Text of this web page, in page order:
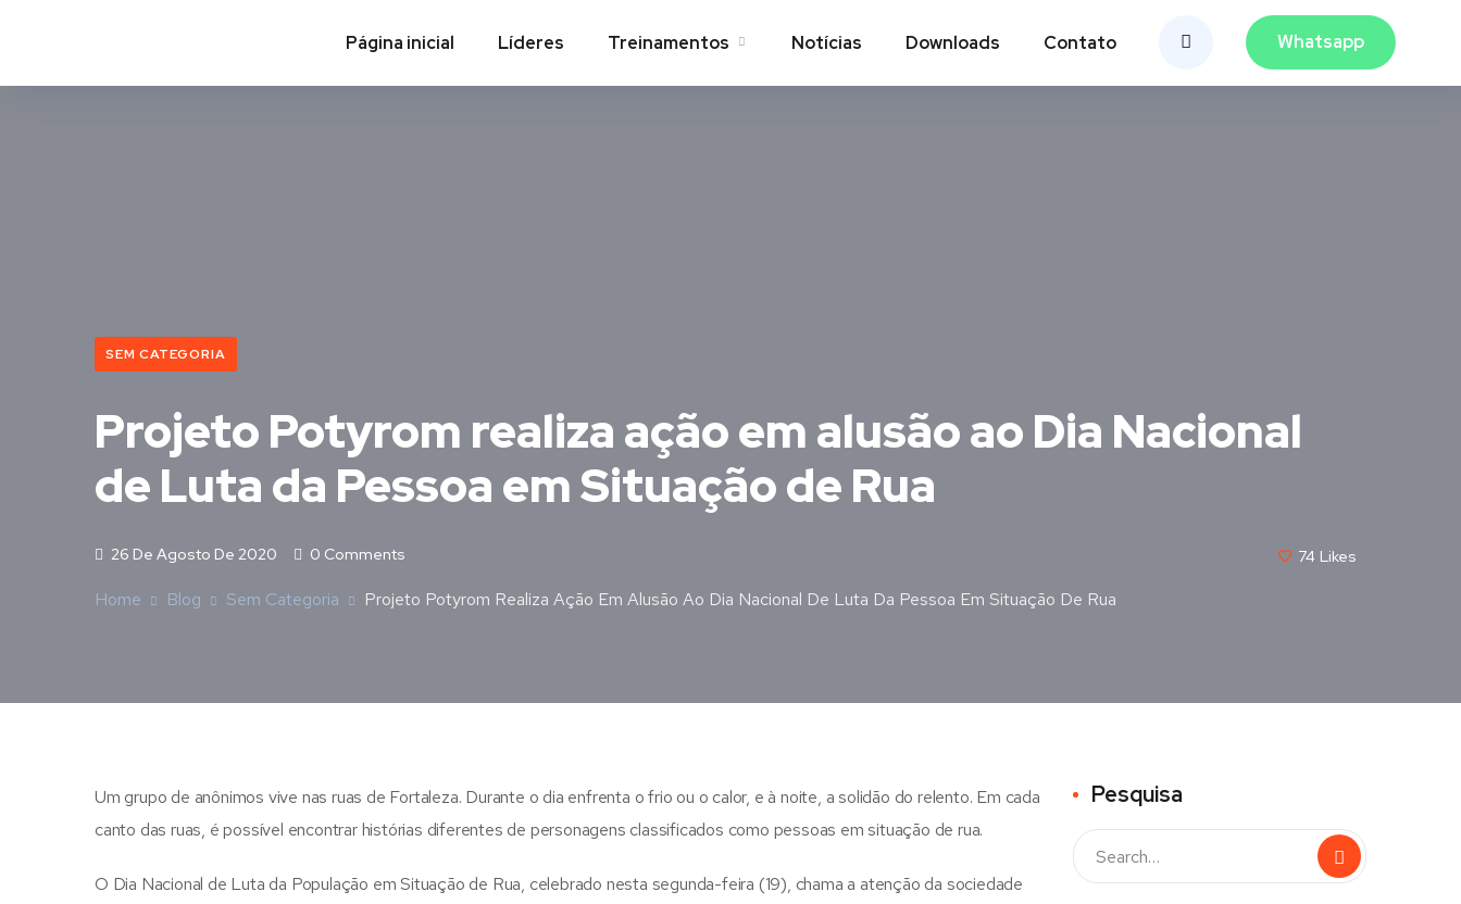
Página inicial Líderes Treinamentos Notícias Downloads Contato Whatsapp
SEM CATEGORIA
Projeto Potyrom realiza ação em alusão ao Dia Nacional
de Luta da Pessoa em Situação de Rua
26 De Agosto De 2020 0 Comments 74 Likes
Home Blog Sem Categoria Projeto Potyrom Realiza Ação Em Alusão Ao Dia Nacional De Luta Da Pessoa Em Situação De Rua
Um grupo de anônimos vive nas ruas de Fortaleza. Durante o dia enfrenta o frio ou o calor, e à noite, a solidão do relento. Em cada
canto das ruas, é possível encontrar histórias diferentes de personagens classificados como pessoas em situação de rua.
O Dia Nacional de Luta da População em Situação de Rua, celebrado nesta segunda-feira (19), chama a atenção da sociedade
Pesquisa